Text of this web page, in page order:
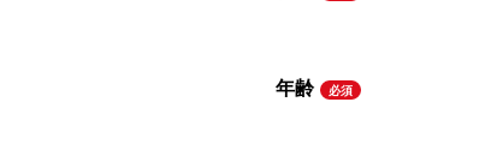
年齢 必須